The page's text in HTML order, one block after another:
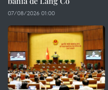
07/08/2026 01:00